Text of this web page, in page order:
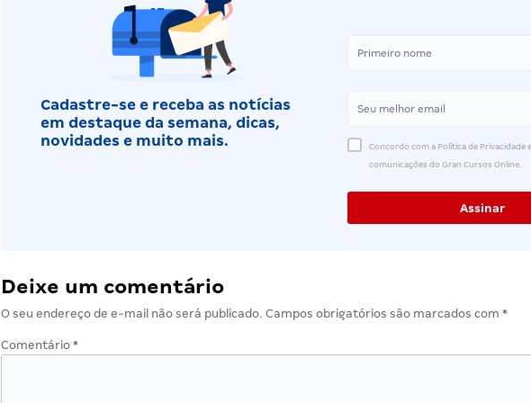
Cadastre-se e receba as notícias
em destaque da semana, dicas,
novidades e muito mais.
Concordo com a Política de Privacidade
comunicações do Gran Cursos Online.
Deixe um comentário
O seu endereço de e-mail não será publicado. Campos obrigatórios são marcados com *
Comentário *